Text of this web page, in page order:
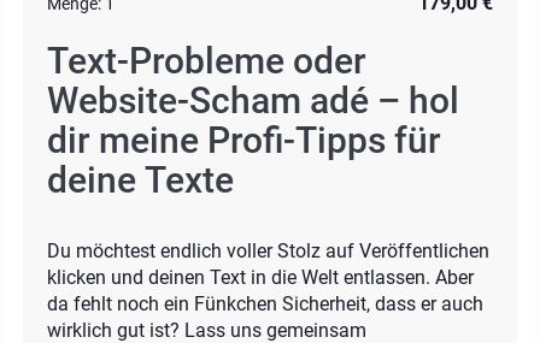
Text-Probleme oder
Website-Scham adé – hol
dir meine Profi-Tipps für
deine Texte
Du möchtest endlich voller Stolz auf Veröffentlichen
klicken und deinen Text in die Welt entlassen. Aber
da fehlt noch ein Fünkchen Sicherheit, dass er auch
wirklich gut ist? Lass uns gemeinsam